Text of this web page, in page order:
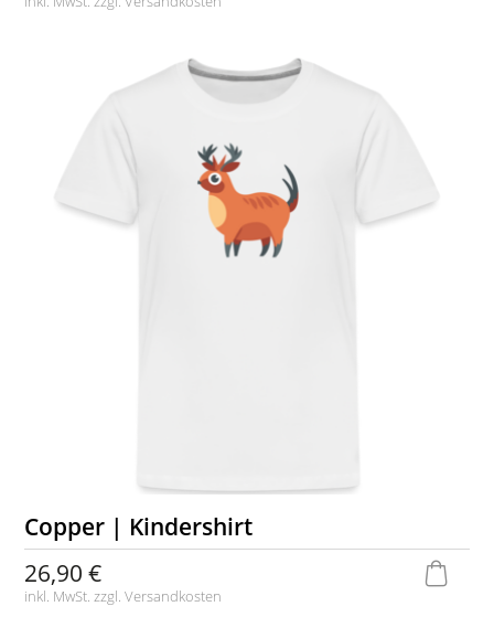
Copper | Kindershirt
26,90 €
inkl. MwSt. zzgl.Versandkosten